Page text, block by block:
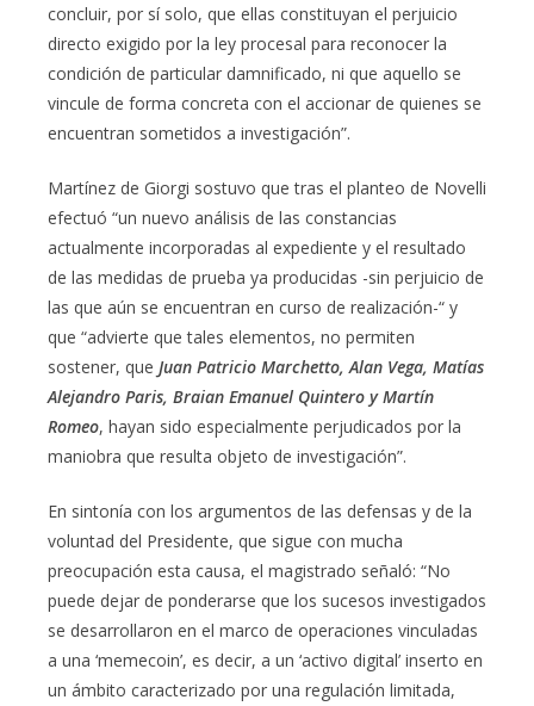
concluir, por sí solo, que ellas constituyan el perjuicio
directo exigido por la ley procesal para reconocer la
condición de particular damnificado, ni que aquello se
vincule de forma concreta con el accionar de quienes se
encuentran sometidos a investigación”.
Martínez de Giorgi sostuvo que tras el planteo de Novelli
efectuó “un nuevo análisis de las constancias
actualmente incorporadas al expediente y el resultado
de las medidas de prueba ya producidas -sin perjuicio de
las que aún se encuentran en curso de realización-“ y
que “advierte que tales elementos, no permiten
sostener, que Juan Patricio Marchetto, Alan Vega, Matías
Alejandro Paris, Braian Emanuel Quintero y Martín
Romeo, hayan sido especialmente perjudicados por la
maniobra que resulta objeto de investigación”.
En sintonía con los argumentos de las defensas y de la
voluntad del Presidente, que sigue con mucha
preocupación esta causa, el magistrado señaló: “No
puede dejar de ponderarse que los sucesos investigados
se desarrollaron en el marco de operaciones vinculadas
a una ‘memecoin’, es decir, a un ‘activo digital’ inserto en
un ámbito caracterizado por una regulación limitada,